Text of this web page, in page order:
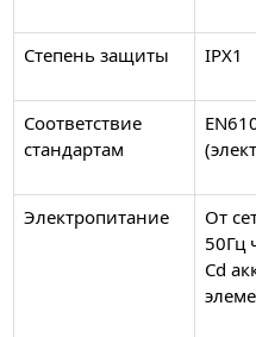
Степень защиты IPX1
Соответствие
стандартам
Электропитание
От
50Гц
Cd